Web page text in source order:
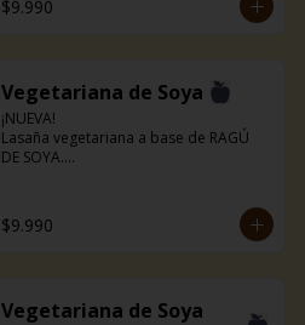
$9.990
Vegetariana de Soya
¡NUEVA!
Lasaña vegetariana a base de RAGÚ
DE SOYA.
Disponible en todas sus versiones.
NOTA: Puede contener trazas de
$9.990
Vegetariana de Soya